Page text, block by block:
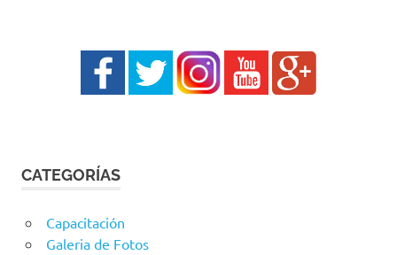
CATEGORÍAS
Capacitación
Galeria de Fotos